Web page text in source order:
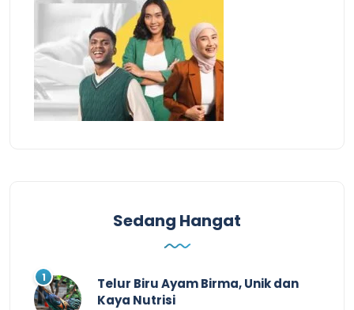
Sedang Hangat
Telur Biru Ayam Birma, Unik dan
Kaya Nutrisi